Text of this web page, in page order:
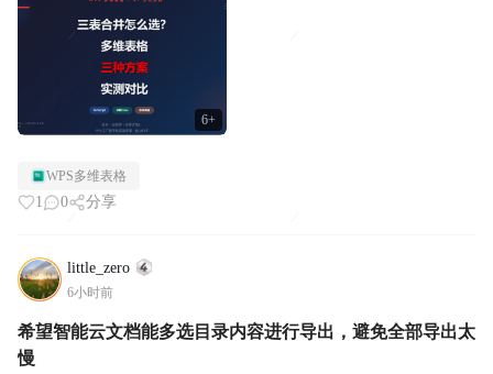
6+
性讲清楚。一、系统合并表：最省事，但慎用多维表格自带...
WPS多维表格
1 0 分享
little_zero
6小时前
希望智能云文档能多选目录内容进行导出，避免全部导出太
慢